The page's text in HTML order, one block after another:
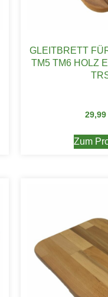
GLEITBRETT
TM5 TM6 HOLZ
29,99
Zum